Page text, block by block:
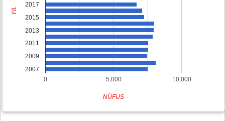
0 5,000 10,000
2017
2015
2013
2011
2009
2007
NÜFUS
YIL